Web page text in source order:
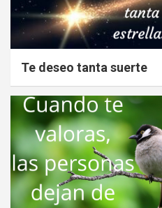
Te deseo tanta suerte